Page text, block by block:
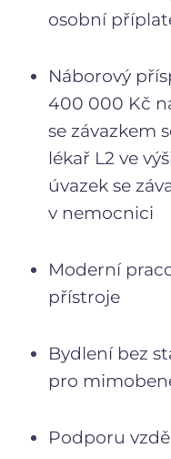
osobní
Náborový
400 000 Kč
se závazkem
lékař L2 ve
úvazek se
v nemocnici
Moderní
přístroje
Bydlení bez
pro
Podporu